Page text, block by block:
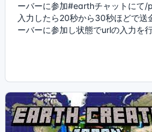
ーバーに参加#earthチャットにて
入力したら20秒から30秒ほどで送
ーバーに参加し状態でurlの入力を